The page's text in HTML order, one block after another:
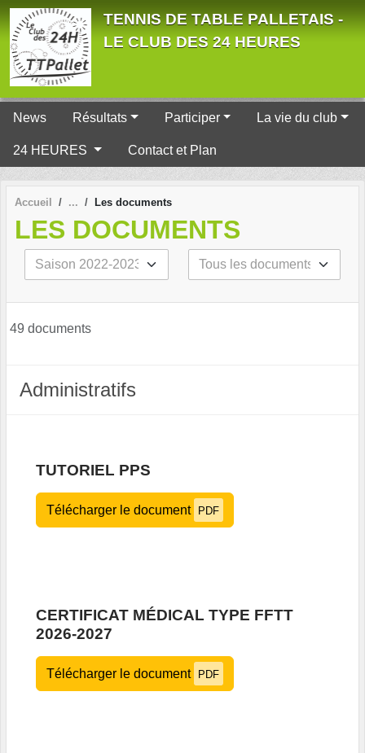
TENNIS DE TABLE PALLETAIS -
LE CLUB DES 24 HEURES
News Résultats Participer La vie du club
24 HEURES Contact et Plan
Accueil Les documents
LES DOCUMENTS
49 documents
Administratifs
TUTORIEL PPS
Télécharger le document PDF
CERTIFICAT MÉDICAL TYPE FFTT
2026-2027
Télécharger le document PDF
Panneau de gestion des cookies